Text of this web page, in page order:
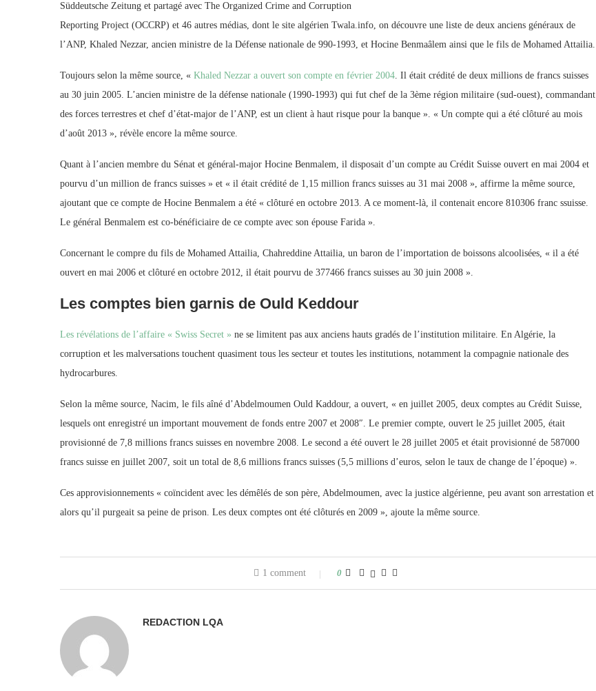
Süddeutsche Zeitung et partagé avec The Organized Crime and Corruption
Reporting Project (OCCRP) et 46 autres médias, dont le site algérien Twala.info, on découvre une liste de deux anciens généraux de
l’ANP, Khaled Nezzar, ancien ministre de la Défense nationale de 990-1993, et Hocine Benmaâlem ainsi que le fils de Mohamed Attailia.
Toujours selon la même source, « Khaled Nezzar a ouvert son compte en février 2004. Il était crédité de deux millions de francs suisses
au 30 juin 2005. L’ancien ministre de la défense nationale (1990-1993) qui fut chef de la 3ème région militaire (sud-ouest), commandant
des forces terrestres et chef d’état-major de l’ANP, est un client à haut risque pour la banque ». « Un compte qui a été clôturé au mois
d’août 2013 », révèle encore la même source.
Quant à l’ancien membre du Sénat et général-major Hocine Benmalem, il disposait d’un compte au Crédit Suisse ouvert en mai 2004 et
pourvu d’un million de francs suisses » et « il était crédité de 1,15 million francs suisses au 31 mai 2008 », affirme la même source,
ajoutant que ce compte de Hocine Benmalem a été « clôturé en octobre 2013. A ce moment-là, il contenait encore 810306 franc ssuisse.
Le général Benmalem est co-bénéficiaire de ce compte avec son épouse Farida ».
Concernant le compre du fils de Mohamed Attailia, Chahreddine Attailia, un baron de l’importation de boissons alcoolisées, « il a été
ouvert en mai 2006 et clôturé en octobre 2012, il était pourvu de 377466 francs suisses au 30 juin 2008 ».
Les comptes bien garnis de Ould Keddour
Les révélations de l’affaire « Swiss Secret » ne se limitent pas aux anciens hauts gradés de l’institution militaire. En Algérie, la
corruption et les malversations touchent quasiment tous les secteur et toutes les institutions, notamment la compagnie nationale des
hydrocarbures.
Selon la même source, Nacim, le fils aîné d’Abdelmoumen Ould Kaddour, a ouvert, « en juillet 2005, deux comptes au Crédit Suisse,
lesquels ont enregistré un important mouvement de fonds entre 2007 et 2008″. Le premier compte, ouvert le 25 juillet 2005, était
provisionné de 7,8 millions francs suisses en novembre 2008. Le second a été ouvert le 28 juillet 2005 et était provisionné de 587000
francs suisse en juillet 2007, soit un total de 8,6 millions francs suisses (5,5 millions d’euros, selon le taux de change de l’époque) ».
Ces approvisionnements « coïncident avec les démêlés de son père, Abdelmoumen, avec la justice algérienne, peu avant son arrestation et
alors qu’il purgeait sa peine de prison. Les deux comptes ont été clôturés en 2009 », ajoute la même source.
1 comment 0
REDACTION LQA